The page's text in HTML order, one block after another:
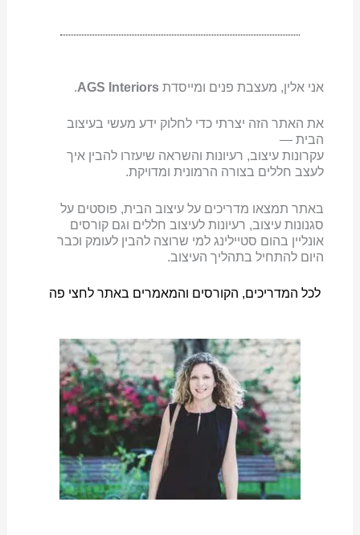
אני אלין, מעצבת פנים ומייסדת AGS Interiors
.
את האתר הזה יצרתי כדי לחלוק ידע מעשי בעיצוב
הבית —
עקרונות עיצוב, רעיונות והשראה שיעזרו להבין איך
לעצב חללים בצורה הרמונית ומדויקת.
באתר תמצאו מדריכים על עיצוב הבית, פוסטים על
סגנונות עיצוב, רעיונות לעיצוב חללים וגם קורסים
אונליין בהום סטיילינג למי שרוצה להבין לעומק וכבר
היום להתחיל בתהליך העיצוב.
לכל המדריכים, הקורסים והמאמרים באתר לחצי פה